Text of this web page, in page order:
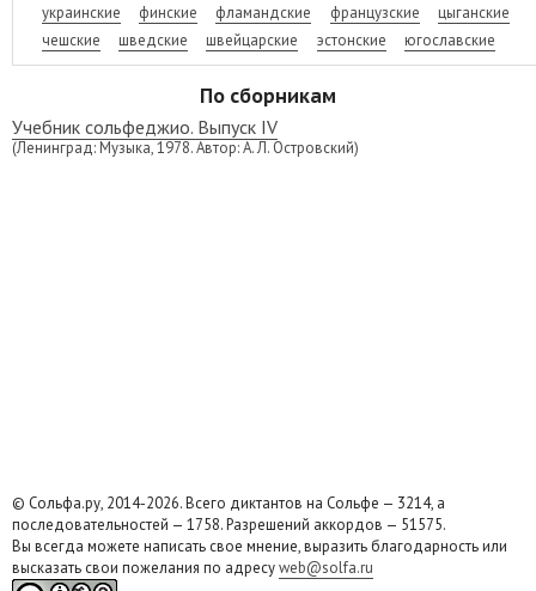
украинские
финские фламандские французские
цыганские
чешские
шведские швейцарские эстонские югославские
По сборникам
Учебник сольфеджио. Выпуск IV
(Ленинград: Музыка, 1978. Автор: А. Л. Островский)
© Сольфа.ру, 2014-2026. Всего диктантов на Сольфе — 3214, а
последовательностей — 1758. Разрешений аккордов — 51575.
Вы всегда можете написать свое мнение, выразить благодарность или
высказать свои пожелания по адресуweb@solfa.ru